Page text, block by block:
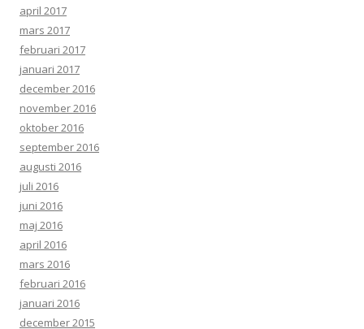
april 2017
mars 2017
februari 2017
januari 2017
december 2016
november 2016
oktober 2016
september 2016
augusti 2016
juli 2016
juni 2016
maj 2016
april 2016
mars 2016
februari 2016
januari 2016
december 2015